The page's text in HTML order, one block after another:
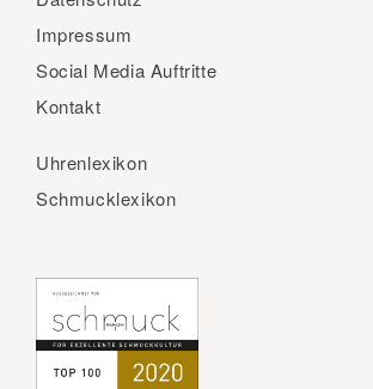
Impressum
Social Media Auftritte
Kontakt
Uhrenlexikon
Schmucklexikon